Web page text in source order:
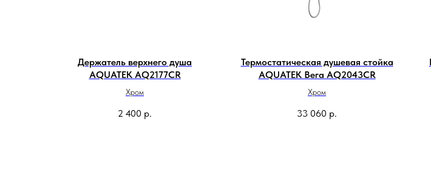
Держатель верхнего душа
AQUATEK AQ2177CR
Хром
2 400 р.
Термостатическая душевая стойка
AQUATEK Вега AQ2043CR
Хром
33 060 р.